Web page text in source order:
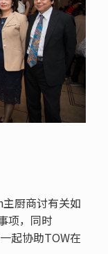
厨商讨有关如
项，同时
起协助TOW在